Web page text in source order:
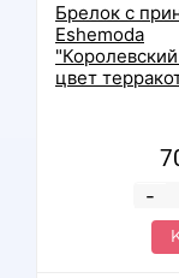
Брелок с
Eshemoda
цвет
-